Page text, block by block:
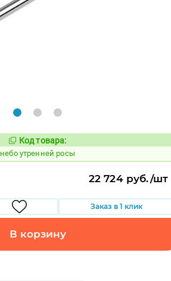
Код:
1123082
Код товара:
небо утренней росы
22 724 руб./шт
Заказ в 1 клик
В корзину